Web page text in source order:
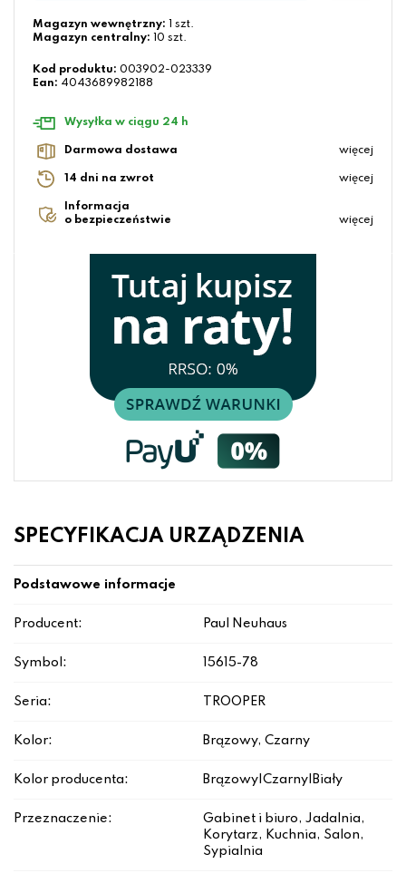
Magazyn wewnętrzny: 1 szt.
Magazyn centralny: 10 szt.
Kod produktu: 003902-023339
Ean: 4043689982188
Wysyłka w ciągu 24 h
Darmowa dostawa więcej
14 dni na zwrot więcej
Informacja
o bezpieczeństwie
więcej
SPECYFIKACJA URZĄDZENIA
Podstawowe informacje
Producent: Paul Neuhaus
Symbol: 15615-78
Seria: TROOPER
Kolor: Brązowy, Czarny
Kolor producenta: Brązowy|Czarny|Biały
Przeznaczenie:
Gabinet i biuro, Jadalnia,
Korytarz, Kuchnia, Salon,
Sypialnia